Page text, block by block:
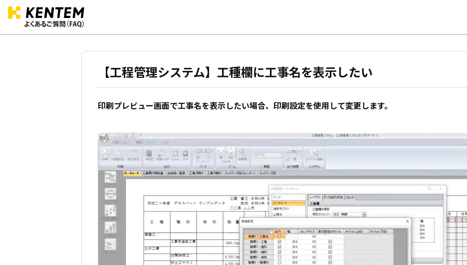
【工程管理システム】工種欄に工事名を表示したい
印刷プレビュー画面で工事名を表示したい場合、印刷設定を使用して変更します。